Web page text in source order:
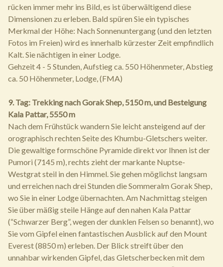
rücken immer mehr ins Bild, es ist überwältigend diese
Dimensionen zu erleben. Bald spüren Sie ein typisches
Merkmal der Höhe: Nach Sonnenuntergang (und den letzten
Fotos im Freien) wird es innerhalb kürzester Zeit empfindlich
Kalt. Sie nächtigen in einer Lodge.
Gehzeit 4 - 5 Stunden, Aufstieg ca. 550 Höhenmeter, Abstieg
ca. 50 Höhenmeter, Lodge, (FMA)
9. Tag: Trekking nach Gorak Shep, 5150 m, und Besteigung
Kala Pattar, 5550 m
Nach dem Frühstück wandern Sie leicht ansteigend auf der
orographisch rechten Seite des Khumbu-Gletschers weiter.
Die gewaltige formschöne Pyramide direkt vor Ihnen ist der
Pumori (7145 m), rechts zieht der markante Nuptse-
Westgrat steil in den Himmel. Sie gehen möglichst langsam
und erreichen nach drei Stunden die Sommeralm Gorak Shep,
wo Sie in einer Lodge übernachten. Am Nachmittag steigen
Sie über mäßig steile Hänge auf den nahen Kala Pattar
(“Schwarzer Berg”, wegen der dunklen Felsen so benannt), wo
Sie vom Gipfel einen fantastischen Ausblick auf den Mount
Everest (8850 m) erleben. Der Blick streift über den
unnahbar wirkenden Gipfel, das Gletscherbecken mit dem